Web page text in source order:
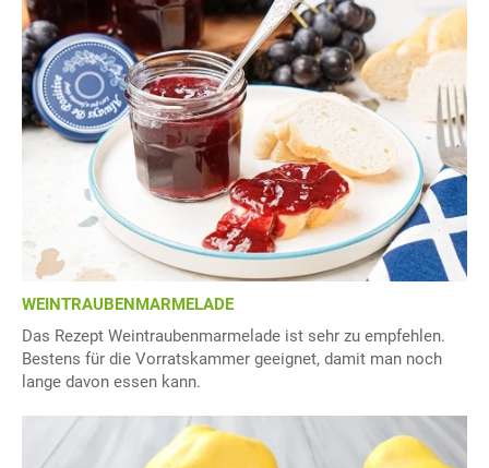
WEINTRAUBENMARMELADE
Das Rezept Weintraubenmarmelade ist sehr zu empfehlen.
Bestens für die Vorratskammer geeignet, damit man noch
lange davon essen kann.